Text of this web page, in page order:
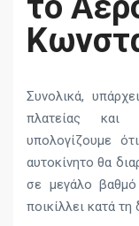
Συνολικά,
πλατείας και
υπολογίζουμε
αυτοκίνητο θα
σε μεγάλο
ποικίλλει κατά τη